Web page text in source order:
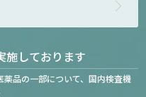
施しております
薬品の一部について、国内検査機